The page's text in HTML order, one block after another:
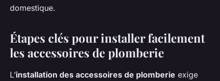
domestique.
Étapes clés pour installer facilement
les accessoires de plomberie
L’installation des accessoires de plomberie exige